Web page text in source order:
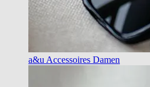
a&u Accessoires Damen